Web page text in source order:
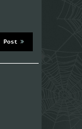
Post